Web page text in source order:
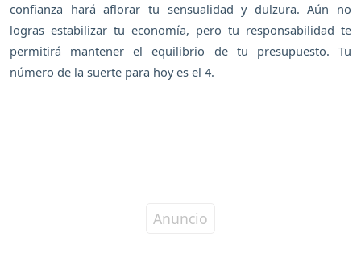
confianza hará aflorar tu sensualidad y dulzura. Aún no
logras estabilizar tu economía, pero tu responsabilidad te
permitirá mantener el equilibrio de tu presupuesto. Tu
número de la suerte para hoy es el 4.